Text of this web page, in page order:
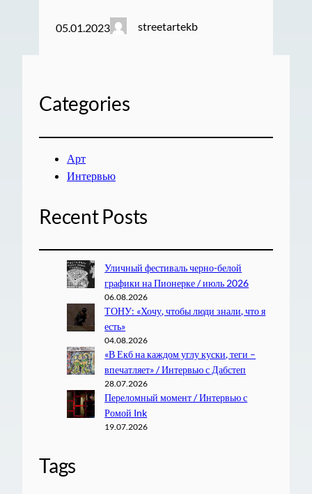
05.01.2023 streetartekb
Categories
Арт
Интервью
Recent Posts
Уличный фестиваль черно-белой
графики на Пионерке / июль 2026
06.08.2026
ТОНУ: «Хочу, чтобы люди знали, что я
есть»
04.08.2026
«В Екб на каждом углу куски, теги –
впечатляет» / Интервью с Дабстеп
28.07.2026
Переломный момент / Интервью с
Ромой Ink
19.07.2026
Tags